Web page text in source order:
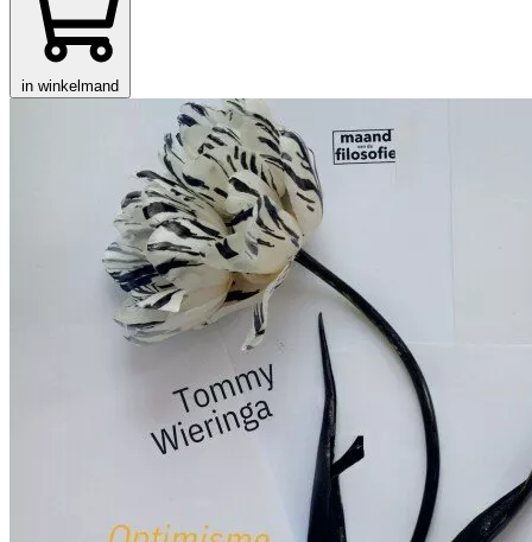
in winkelmand